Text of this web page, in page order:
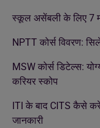
स्कूल असेंबली के लिए 7
NPTT कोर्स विवरण:
MSW कोर्स डिटेल्स:
करियर स्कोप
ITI के बाद CITS कैसे करें
जानकारी